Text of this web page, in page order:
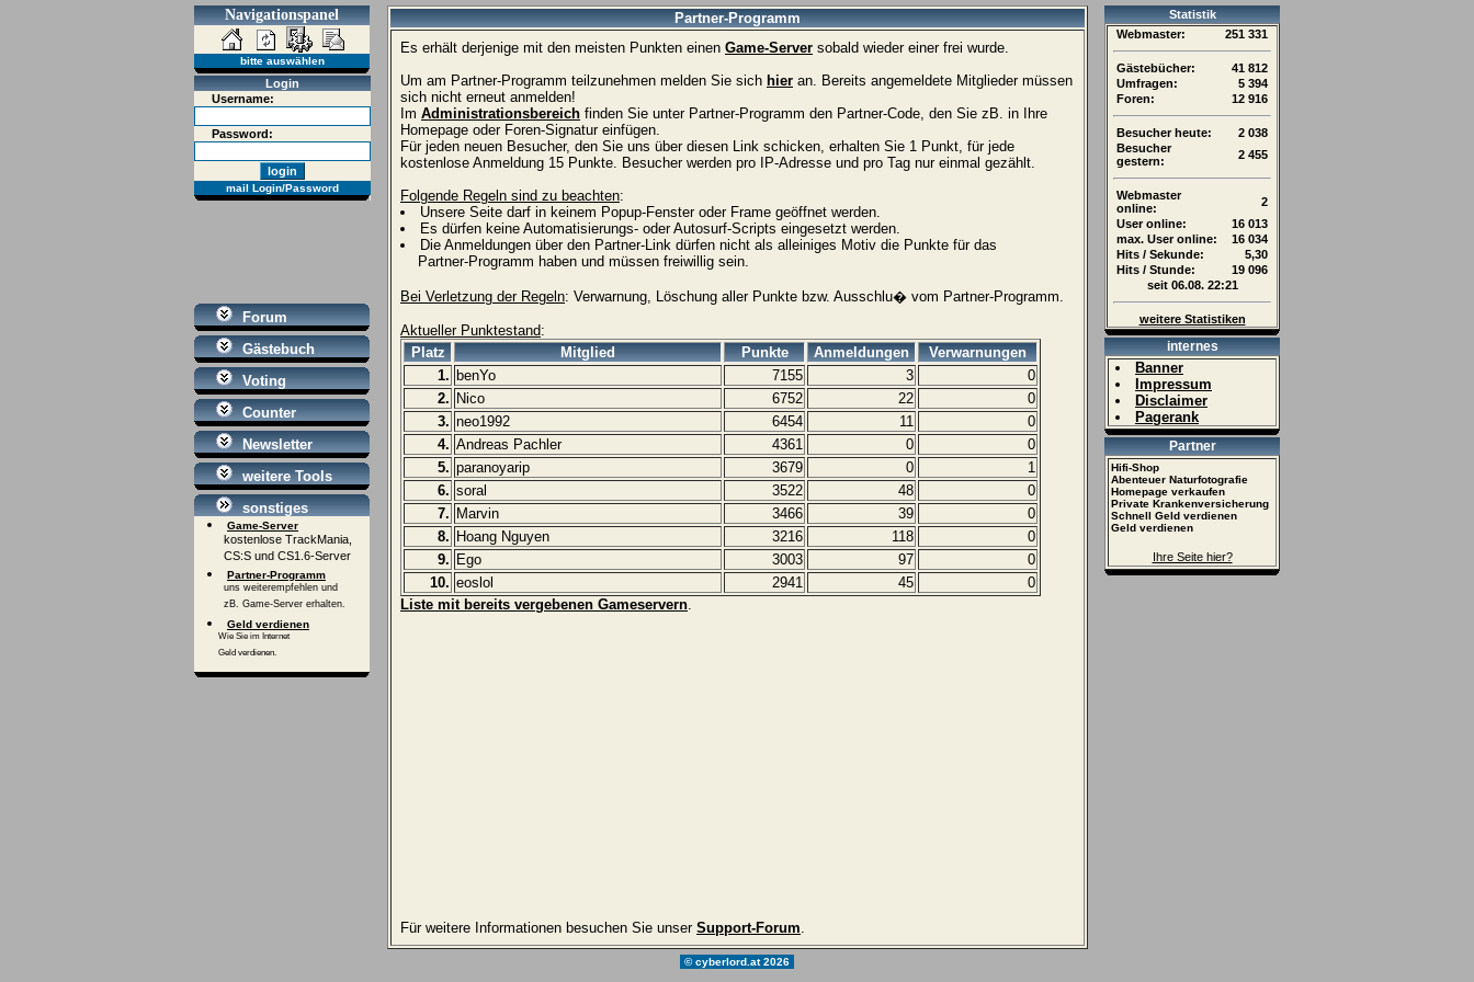
Navigationspanel
bitte auswählen
Login
Username:
Password:
mail Login/Password
Forum
Gästebuch
Voting
Counter
Newsletter
weitere Tools
sonstiges
Game-Server
kostenlose TrackMania,
CS:S und CS1.6-Server
Partner-Programm
uns weiterempfehlen und
zB. Game-Server erhalten.
Geld verdienen
Wie Sie im Internet
Geld verdienen.
Partner-Programm
Es erhält derjenige mit den meisten Punkten einen Game-Server sobald wieder einer frei wurde.
Um am Partner-Programm teilzunehmen melden Sie sich hier an. Bereits angemeldete Mitglieder müssen
sich nicht erneut anmelden!
Im Administrationsbereich finden Sie unter Partner-Programm den Partner-Code, den Sie zB. in Ihre
Homepage oder Foren-Signatur einfügen.
Für jeden neuen Besucher, den Sie uns über diesen Link schicken, erhalten Sie 1 Punkt, für jede
kostenlose Anmeldung 15 Punkte. Besucher werden pro IP-Adresse und pro Tag nur einmal gezählt.
Folgende Regeln sind zu beachten:
Unsere Seite darf in keinem Popup-Fenster oder Frame geöffnet werden.
Es dürfen keine Automatisierungs- oder Autosurf-Scripts eingesetzt werden.
Die Anmeldungen über den Partner-Link dürfen nicht als alleiniges Motiv die Punkte für das
Partner-Programm haben und müssen freiwillig sein.
Bei Verletzung der Regeln: Verwarnung, Löschung aller Punkte bzw. Ausschlu� vom Partner-Programm.
Aktueller Punktestand:
Platz
Mitglied Punkte Anmeldungen
Verwarnungen
1. benYo 7155 3
0
2. Nico 6752 22
0
3. neo1992 6454 11
0
4. Andreas Pachler 4361 0
0
5. paranoyarip 3679 0
1
6. soral 3522 48
0
7. Marvin 3466 39
0
8. Hoang Nguyen 3216 118
0
9. Ego 3003 97
0
10. eoslol 2941 45
0
Liste mit bereits vergebenen Gameservern.
Für weitere Informationen besuchen Sie unser Support-Forum.
Statistik
Webmaster:
251 331
Gästebücher:
41 812
Umfragen:
5 394
Foren:
12 916
Besucher heute:
2 038
Besucher
gestern:
2 455
Webmaster
online:
2
User online:
16 013
max. User online:
16 034
Hits / Sekunde:
5,30
Hits / Stunde:
19 096
seit 06.08. 22:21
weitere Statistiken
internes
Banner
Impressum
Disclaimer
Pagerank
Partner
Hifi-Shop
Abenteuer Naturfotografie
Homepage verkaufen
Private Krankenversicherung
Schnell Geld verdienen
Geld verdienen
Ihre Seite hier?
© cyberlord.at 2026